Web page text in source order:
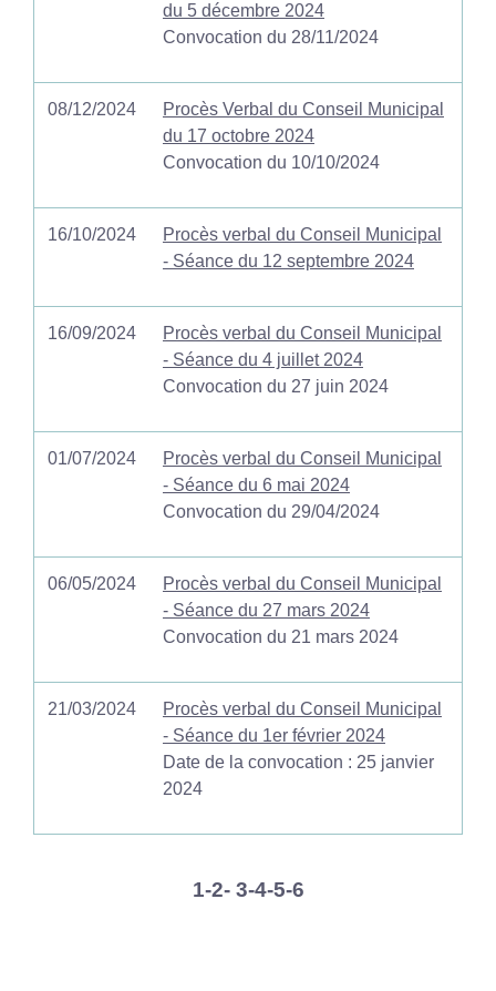
du 5 décembre 2024
Convocation du 28/11/2024
08/12/2024
Procès Verbal du Conseil Municipal
du 17 octobre 2024
Convocation du 10/10/2024
16/10/2024
Procès verbal du Conseil Municipal
- Séance du 12 septembre 2024
16/09/2024
Procès verbal du Conseil Municipal
- Séance du 4 juillet 2024
Convocation du 27 juin 2024
01/07/2024
Procès verbal du Conseil Municipal
- Séance du 6 mai 2024
Convocation du 29/04/2024
06/05/2024
Procès verbal du Conseil Municipal
- Séance du 27 mars 2024
Convocation du 21 mars 2024
21/03/2024
Procès verbal du Conseil Municipal
- Séance du 1er février 2024
Date de la convocation : 25 janvier
2024
1-2- 3-4-5-6